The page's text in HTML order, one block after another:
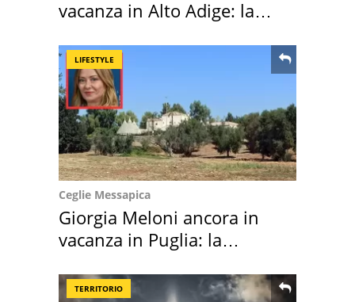
vacanza in Alto Adige: la
LIFESTYLE
Ceglie Messapica
Giorgia Meloni ancora in
vacanza in Puglia: la
TERRITORIO